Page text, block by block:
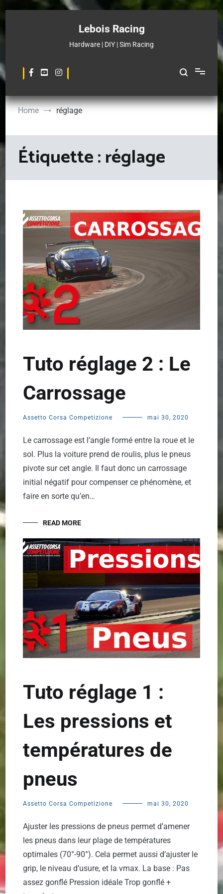
Lebois Racing
Hardware | DIY | Sim Racing
Home réglage
Étiquette :réglage
Tuto réglage 2 : Le
Carrossage
Assetto Corsa Competizione mai 30, 2020
Le carrossage est l’angle formé entre la roue et le
sol. Plus la voiture prend de roulis, plus le pneus
pivote sur cet angle. Il faut donc un carrossage
initial négatif pour compenser ce phénomène, et
faire en sorte qu’en…
READ MORE
Tuto réglage 1 :
Les pressions et
températures de
pneus
Assetto Corsa Competizione mai 30, 2020
Ajuster les pressions de pneus permet d’amener
les pneus dans leur plage de températures
optimales (70°-90°). Cela permet aussi d’ajuster le
grip, le niveau d’usure, et la vmax. La base : Pas
assez gonflé Pression idéale Trop gonflé +